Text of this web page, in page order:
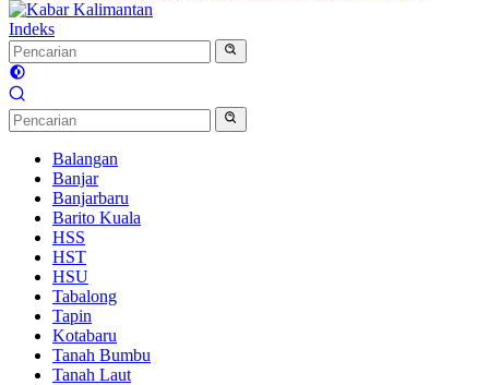
Indeks
Balangan
Banjar
Banjarbaru
Barito Kuala
HSS
HST
HSU
Tabalong
Tapin
Kotabaru
Tanah Bumbu
Tanah Laut